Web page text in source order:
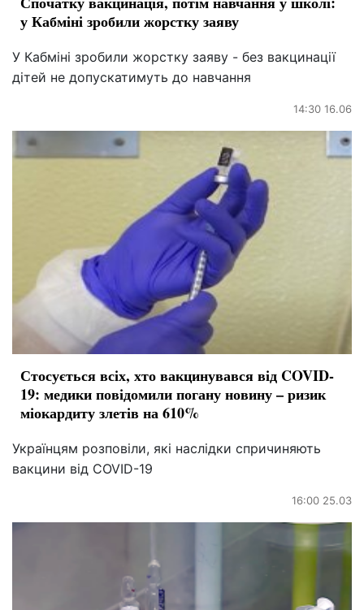
у Кабміні зробили жорстку заяву
У Кабміні зробили жорстку заяву - без вакцинації
дітей не допускатимуть до навчання
14:30 16.06
Стосується всіх, хто вакцинувався від COVID-
19: медики повідомили погану новину – ризик
міокардиту злетів на 610%
Українцям розповіли, які наслідки спричиняють
вакцини від COVID-19
16:00 25.03